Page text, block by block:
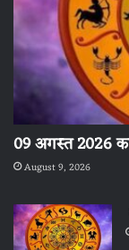
09 अगस्त 2026
August 9, 2026